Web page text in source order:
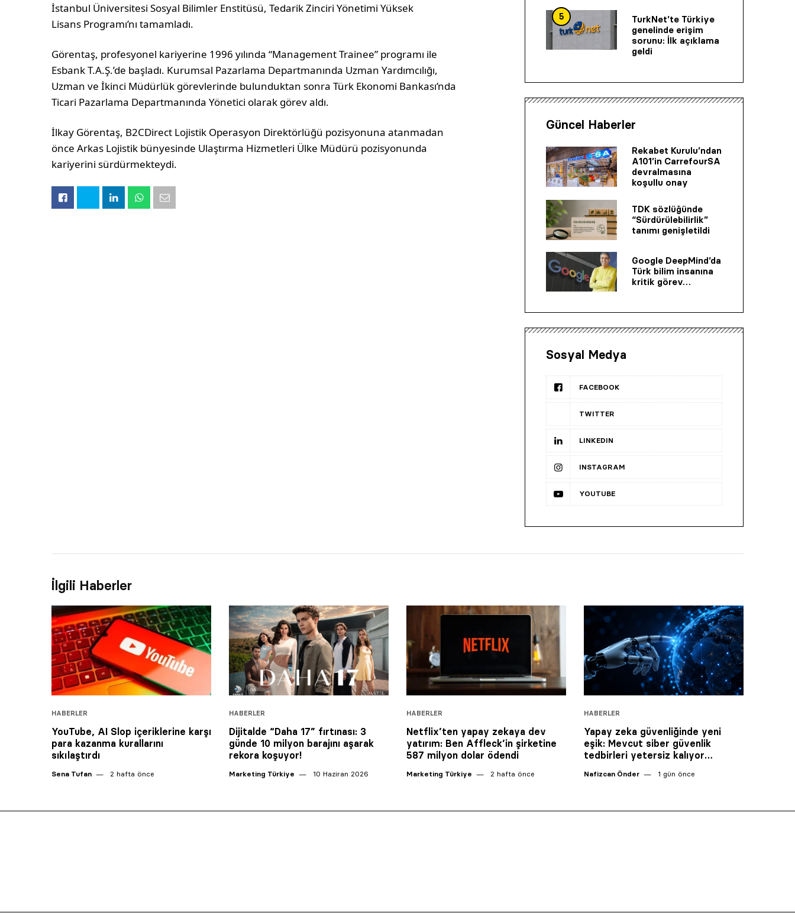
İstanbul Üniversitesi Sosyal Bilimler Enstitüsü, Tedarik Zinciri Yönetimi Yüksek
Lisans Programı’nı tamamladı.
Görentaş, profesyonel kariyerine 1996 yılında “Management Trainee” programı ile
Esbank T.A.Ş.’de başladı. Kurumsal Pazarlama Departmanında Uzman Yardımcılığı,
Uzman ve İkinci Müdürlük görevlerinde bulunduktan sonra Türk Ekonomi Bankası’nda
Ticari Pazarlama Departmanında Yönetici olarak görev aldı.
İlkay Görentaş, B2CDirect Lojistik Operasyon Direktörlüğü pozisyonuna atanmadan
önce Arkas Lojistik bünyesinde Ulaştırma Hizmetleri Ülke Müdürü pozisyonunda
kariyerini sürdürmekteydi.
5
TurkNet’te Türkiye
genelinde erişim
sorunu: İlk açıklama
geldi
Güncel Haberler
Rekabet Kurulu’ndan
A101’in CarrefourSA
devralmasına
koşullu onay
TDK sözlüğünde
“Sürdürülebilirlik”
tanımı genişletildi
Google DeepMind’da
Türk bilim insanına
kritik görev…
Sosyal Medya
FACEBOOK
TWITTER
LINKEDIN
INSTAGRAM
YOUTUBE
İlgili Haberler
HABERLER
YouTube, AI Slop içeriklerine karşı
para kazanma kurallarını
sıkılaştırdı
Sena Tufan 2 hafta önce
HABERLER
Dijitalde “Daha 17” fırtınası: 3
günde 10 milyon barajını aşarak
rekora koşuyor!
Marketing Türkiye 10 Haziran 2026
HABERLER
Netflix’ten yapay zekaya dev
yatırım: Ben Affleck’in şirketine
587 milyon dolar ödendi
Marketing Türkiye 2 hafta önce
HABERLER
Yapay zeka güvenliğinde yeni
eşik: Mevcut siber güvenlik
tedbirleri yetersiz kalıyor…
Nafizcan Önder 1 gün önce